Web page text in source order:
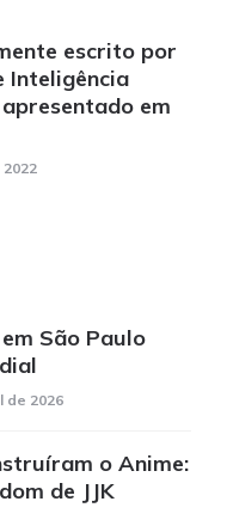
escrito por
Inteligência
em
São Paulo
de 2026
o Anime:
de JJK